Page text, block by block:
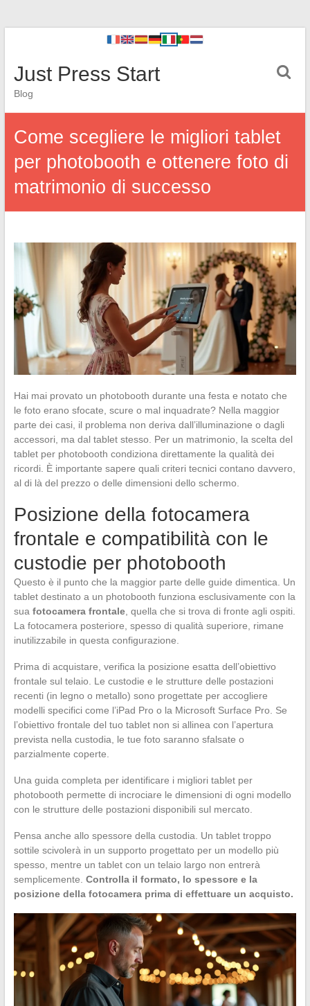
Just Press Start
Blog
Come scegliere le migliori tablet
per photobooth e ottenere foto di
matrimonio di successo
Hai mai provato un photobooth durante una festa e notato che
le foto erano sfocate, scure o mal inquadrate? Nella maggior
parte dei casi, il problema non deriva dall’illuminazione o dagli
accessori, ma dal tablet stesso. Per un matrimonio, la scelta del
tablet per photobooth condiziona direttamente la qualità dei
ricordi. È importante sapere quali criteri tecnici contano davvero,
al di là del prezzo o delle dimensioni dello schermo.
Posizione della fotocamera
frontale e compatibilità con le
custodie per photobooth
Questo è il punto che la maggior parte delle guide dimentica. Un
tablet destinato a un photobooth funziona esclusivamente con la
sua fotocamera frontale, quella che si trova di fronte agli ospiti.
La fotocamera posteriore, spesso di qualità superiore, rimane
inutilizzabile in questa configurazione.
Prima di acquistare, verifica la posizione esatta dell’obiettivo
frontale sul telaio. Le custodie e le strutture delle postazioni
recenti (in legno o metallo) sono progettate per accogliere
modelli specifici come l’iPad Pro o la Microsoft Surface Pro. Se
l’obiettivo frontale del tuo tablet non si allinea con l’apertura
prevista nella custodia, le tue foto saranno sfalsate o
parzialmente coperte.
Una guida completa per identificare i migliori tablet per
photobooth permette di incrociare le dimensioni di ogni modello
con le strutture delle postazioni disponibili sul mercato.
Pensa anche allo spessore della custodia. Un tablet troppo
sottile scivolerà in un supporto progettato per un modello più
spesso, mentre un tablet con un telaio largo non entrerà
semplicemente. Controlla il formato, lo spessore e la
posizione della fotocamera prima di effettuare un acquisto.